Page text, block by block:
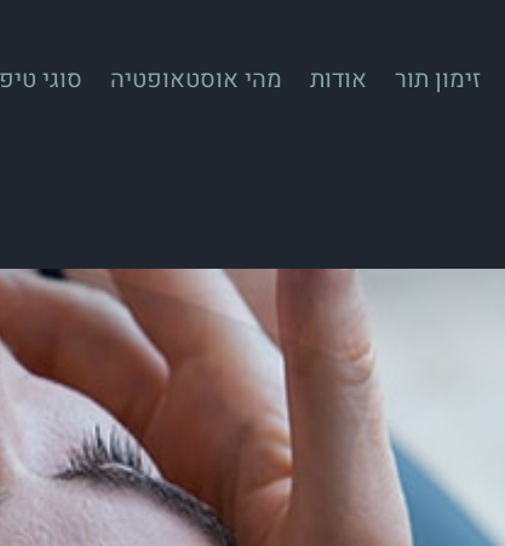
זימון תור אודות מהי אוסטאופטיה סוגי